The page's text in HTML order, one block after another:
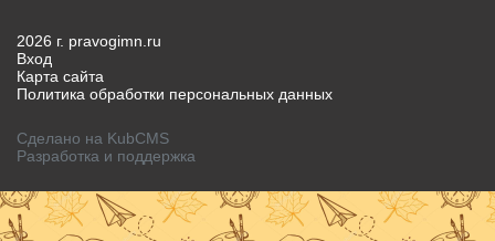
2026 г. pravogimn.ru
Вход
Карта сайта
Политика обработки персональных данных
Сделано на KubCMS
Разработка и поддержка